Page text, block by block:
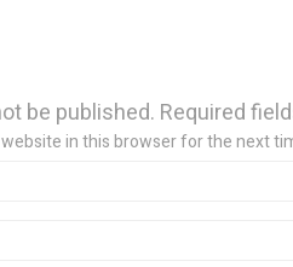
be published. Required
website in this browser for the next